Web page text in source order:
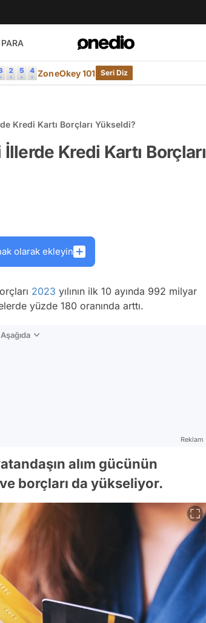
PARA
ZoneOkey 101 Seri Diz
Kredi Kartı Borçları Yükseldi?
İllerde Kredi Kartı Borçları
olarak ekleyin
2023 yılının ilk 10 ayında 992 milyar
yüzde 180 oranında arttı.
Reklam
alım gücünün
borçları da yükseliyor.